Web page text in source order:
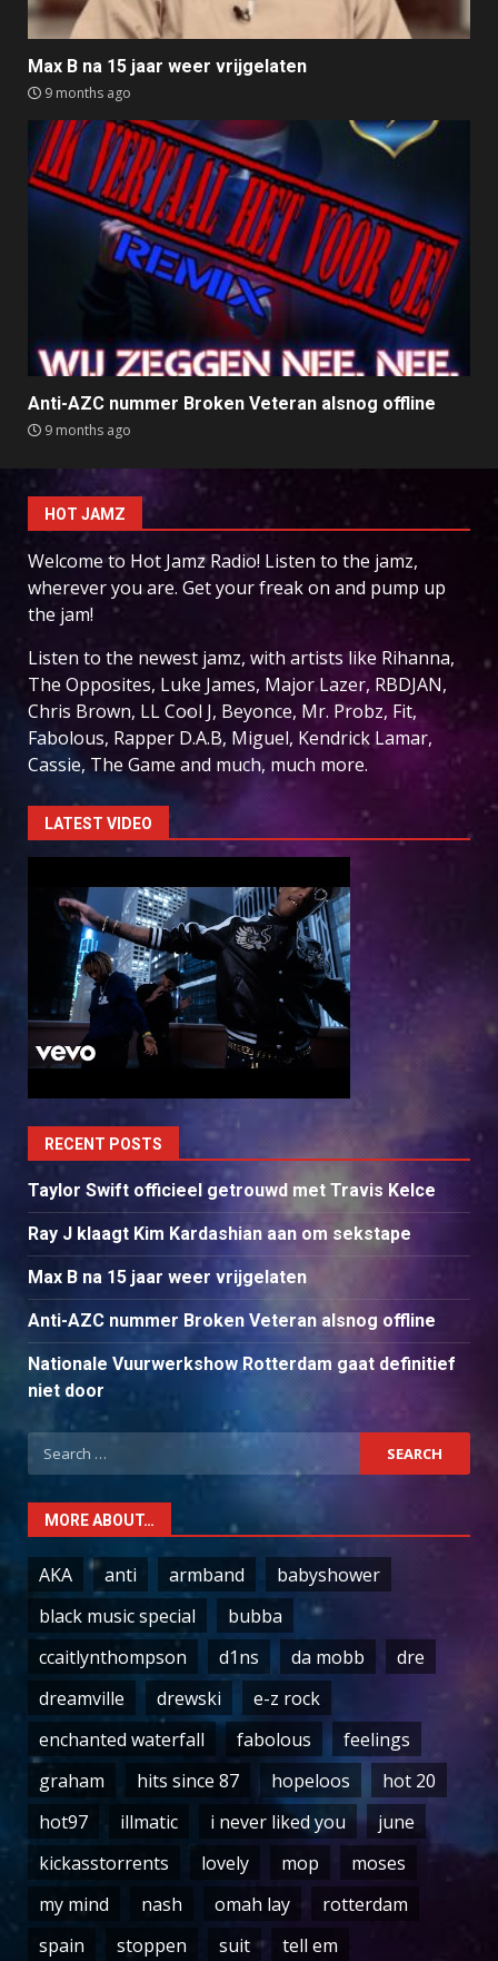
Max B na 15 jaar weer vrijgelaten
9 months ago
Anti-AZC nummer Broken Veteran alsnog offline
9 months ago
HOT JAMZ
Welcome to Hot Jamz Radio! Listen to the jamz,
wherever you are. Get your freak on and pump up
the jam!
Listen to the newest jamz, with artists like Rihanna,
The Opposites, Luke James, Major Lazer, RBDJAN,
Chris Brown, LL Cool J, Beyonce, Mr. Probz, Fit,
Fabolous, Rapper D.A.B, Miguel, Kendrick Lamar,
Cassie, The Game and much, much more.
LATEST VIDEO
RECENT POSTS
Taylor Swift officieel getrouwd met Travis Kelce
Ray J klaagt Kim Kardashian aan om sekstape
Max B na 15 jaar weer vrijgelaten
Anti-AZC nummer Broken Veteran alsnog offline
Nationale Vuurwerkshow Rotterdam gaat definitief
niet door
Search
for:
MORE ABOUT…
AKA anti armband
babyshower
black music special
bubba
ccaitlynthompson
d1ns da mobb
dre
dreamville
drewski
e-z rock
enchanted waterfall
fabolous
feelings
graham
hits since 87 hopeloos
hot 20
hot97
illmatic i never liked you
june
kickasstorrents
lovely mop
moses
my mind
nash omah lay
rotterdam
spain
stoppen suit tell em